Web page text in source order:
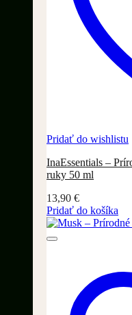
Pridať do wishlistu
InaEssentials –
ruky 50 ml
13,90 €
Pridať do košíka